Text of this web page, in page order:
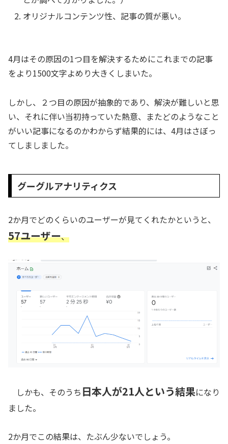
オリジナルコンテンツ性、記事の質が悪い。
4月はその原因の1つ目を解決するためにこれまでの記事
をより1500文字よめり大きくしまいた。
しかし、２つ目の原因が抽象的であり、解決が難しいと思
い、それに伴い当初持っていた熱意、またどのようなこと
がいい記事になるのかわからず結果的には、4月はさぼっ
てしましました。
グーグルアナリティクス
2か月でどのくらいのユーザーが見てくれたかというと、
57ユーザー、
しかも、そのうち 日本人が21人という結果になり
ました。
2か月でこの結果は、たぶん少ないでしょう。